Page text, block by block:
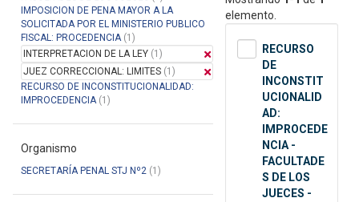
IMPOSICION DE PENA MAYOR A LA
SOLICITADA POR EL MINISTERIO PUBLICO
FISCAL: PROCEDENCIA(1)
INTERPRETACION DE LA LEY (1)
JUEZ CORRECCIONAL: LIMITES (1)
RECURSO DE INCONSTITUCIONALIDAD:
IMPROCEDENCIA(1)
Organismo
SECRETARÍA PENAL STJ Nº2 (1)
elemento.
RECURSO
DE
INCONSTIT
UCIONALID
AD:
IMPROCEDE
NCIA -
FACULTADE
S DE LOS
JUECES -